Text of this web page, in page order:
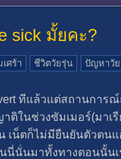
sick มั้ยคะ?
ศร้า ชีวิตวัยรุ่น ปัญหาวั
ทีแล้วแต่สถานการ
าติในช่วงซัมเมอร์(มา
เน็ตก็ไม่มียืนยันตัวตน
นั่นมาทั้งทางตอนนั้นเร